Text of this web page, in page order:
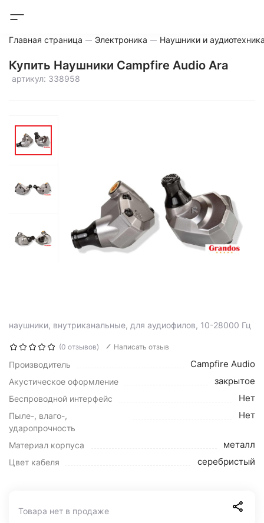
Главная страница Электроника Наушники и
Купить Наушники Campfire Audio Ara
артикул: 338958
наушники, внутриканальные, для аудиофилов, 10-28000 Гц
(0 отзывов) Написать отзыв
Производитель Campfire Audio
Акустическое оформление закрытое
Беспроводной интерфейс Нет
Пыле-, влаго-,
ударопрочность
Нет
Материал корпуса металл
Цвет кабеля серебристый
Товара нет в продаже